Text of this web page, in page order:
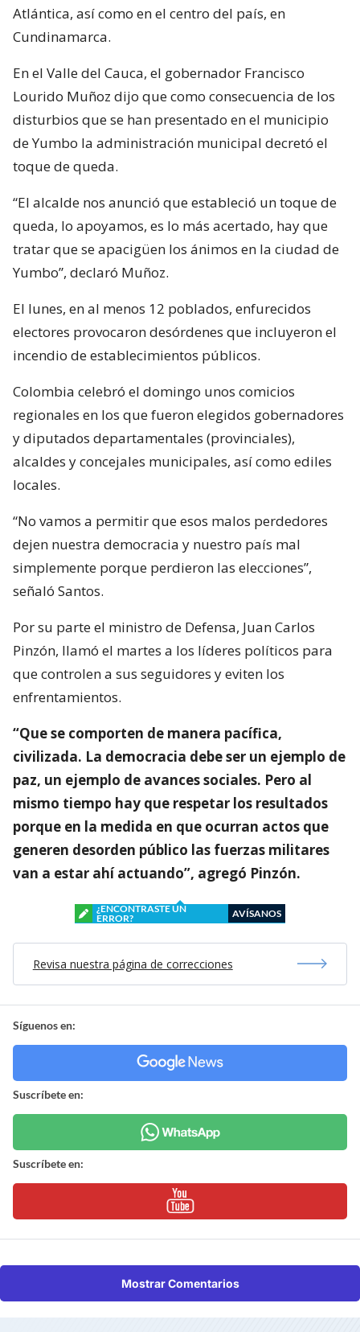
Atlántica, así como en el centro del país, en
Cundinamarca.
En el Valle del Cauca, el gobernador Francisco
Lourido Muñoz dijo que como consecuencia de los
disturbios que se han presentado en el municipio
de Yumbo la administración municipal decretó el
toque de queda.
“El alcalde nos anunció que estableció un toque de
queda, lo apoyamos, es lo más acertado, hay que
tratar que se apacigüen los ánimos en la ciudad de
Yumbo”, declaró Muñoz.
El lunes, en al menos 12 poblados, enfurecidos
electores provocaron desórdenes que incluyeron el
incendio de establecimientos públicos.
Colombia celebró el domingo unos comicios
regionales en los que fueron elegidos gobernadores
y diputados departamentales (provinciales),
alcaldes y concejales municipales, así como ediles
locales.
“No vamos a permitir que esos malos perdedores
dejen nuestra democracia y nuestro país mal
simplemente porque perdieron las elecciones”,
señaló Santos.
Por su parte el ministro de Defensa, Juan Carlos
Pinzón, llamó el martes a los líderes políticos para
que controlen a sus seguidores y eviten los
enfrentamientos.
“Que se comporten de manera pacífica,
civilizada. La democracia debe ser un ejemplo de
paz, un ejemplo de avances sociales. Pero al
mismo tiempo hay que respetar los resultados
porque en la medida en que ocurran actos que
generen desorden público las fuerzas militares
van a estar ahí actuando”, agregó Pinzón.
¿ENCONTRASTE UN
ERROR?
AVÍSANOS
Revisa nuestra página de correcciones
Síguenos en:
Suscríbete en:
Suscríbete en:
Mostrar Comentarios